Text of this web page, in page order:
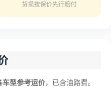
货损按保价先行赔付
车型参考运价，已含油路费。